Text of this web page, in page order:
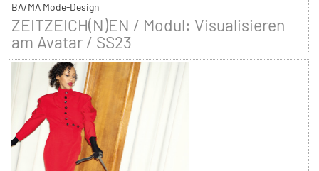
BA/MA Mode-Design
ZEITZEICH(N)EN / Modul: Visualisieren
am Avatar / SS23